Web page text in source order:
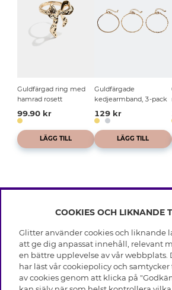
Guldfärgad ring med
hamrad rosett
99.90 kr
LÄGG TILL
Guldfärgade
kedjearmband, 3-pack
129 kr
LÄGG TILL
INFO
Leverans
Villkor
Integritetspolicy
Cookies
OM GLITTER
Black Friday
Våra butiker
HJÄLP
COOKIES OCH LIKNANDE
Glitter använder cookies och liknande
att ge dig anpassat innehåll, relevant
en bättre upplevelse av vår webbplats.
har läst vår cookiepolicy och
av cookies genom att klicka på